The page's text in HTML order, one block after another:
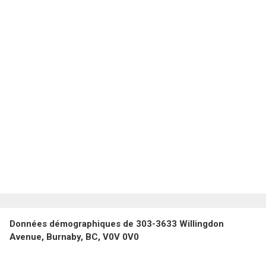
Données démographiques de 303-3633 Willingdon
Avenue, Burnaby, BC, V0V 0V0